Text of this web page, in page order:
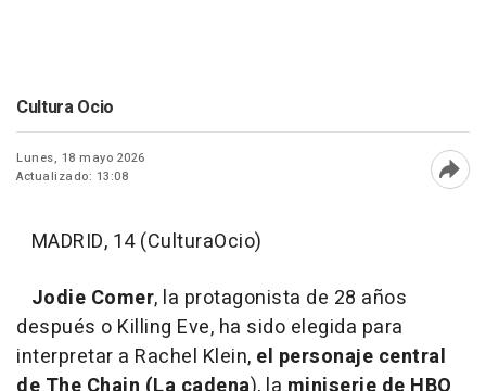
Cultura Ocio
Lunes, 18 mayo 2026
Actualizado: 13:08
MADRID, 14 (CulturaOcio)
Jodie Comer, la protagonista de 28 años
después o Killing Eve, ha sido elegida para
interpretar a Rachel Klein, el personaje central